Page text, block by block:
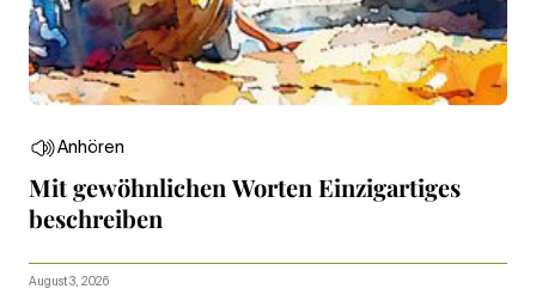
Anhören
Mit gewöhnlichen Worten Einzigartiges
beschreiben
August 3, 2026